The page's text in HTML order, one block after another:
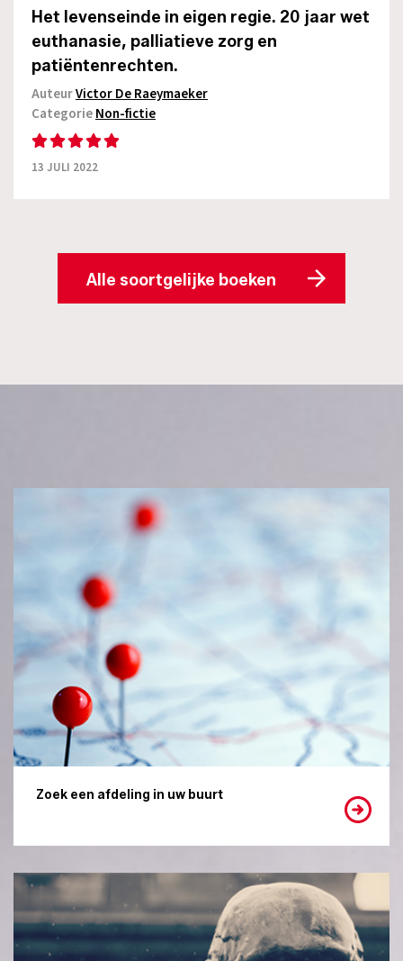
Het levenseinde in eigen regie. 20 jaar wet
euthanasie, palliatieve zorg en
patiëntenrechten.
AuteurVictor De Raeymaeker
CategorieNon-fictie
13 JULI 2022
Alle soortgelijke boeken
Zoek een afdeling in uw buurt